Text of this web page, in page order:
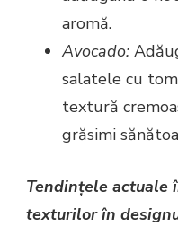
aromă.
Avocado:
salatele cu
textură
grăsimi
Tendințele actuale
texturilor în